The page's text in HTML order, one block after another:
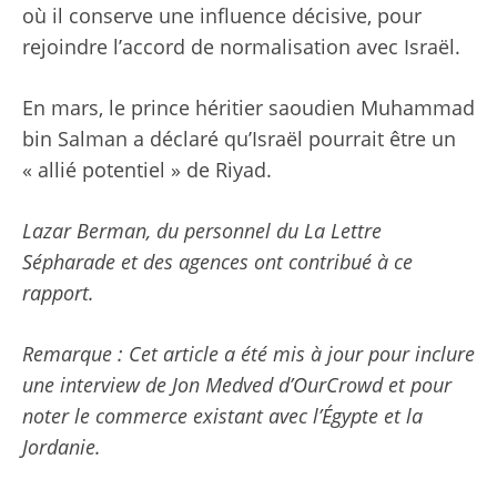
où il conserve une influence décisive, pour
rejoindre l’accord de normalisation avec Israël.
En mars, le prince héritier saoudien Muhammad
bin Salman a déclaré qu’Israël pourrait être un
« allié potentiel » de Riyad.
Lazar Berman, du personnel du La Lettre
Sépharade et des agences ont contribué à ce
rapport.
Remarque : Cet article a été mis à jour pour inclure
une interview de Jon Medved d’OurCrowd et pour
noter le commerce existant avec l’Égypte et la
Jordanie.